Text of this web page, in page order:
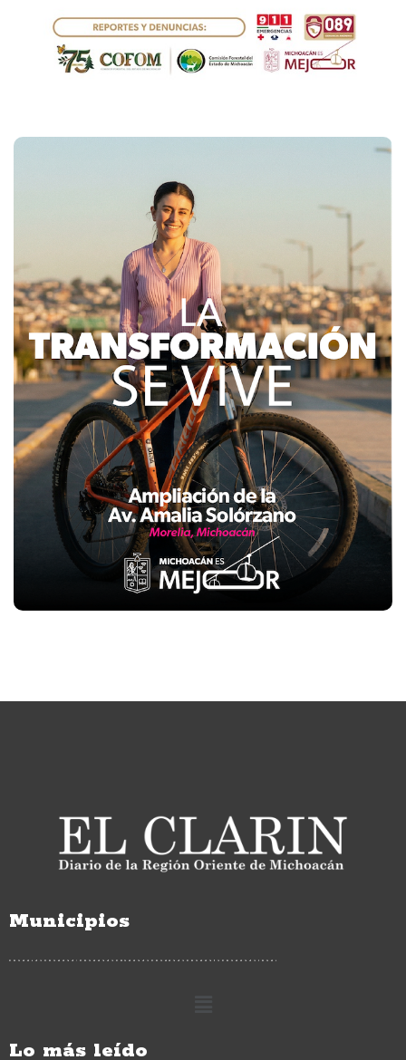
Municipios
Lo más leído